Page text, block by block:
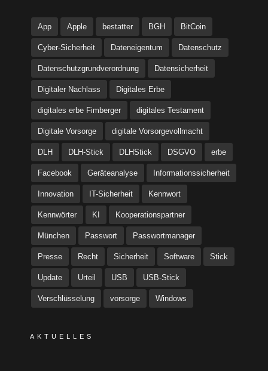
App Apple bestatter BGH BitCoin
Cyber-Sicherheit Dateneigentum Datenschutz
Datenschutzgrundverordnung Datensicherheit
Digitaler Nachlass Digitales Erbe
digitales erbe Fimberger digitales Testament
Digitale Vorsorge digitale Vorsorgevollmacht
DLH DLH-Stick DLHStick DSGVO erbe
Facebook Geräteanalyse Informationssicherheit
Innovation IT-Sicherheit Kennwort
Kennwörter KI Kooperationspartner
München Passwort Passwortmanager
Presse Recht Sicherheit Software Stick
Update Urteil USB USB-Stick
Verschlüsselung vorsorge Windows
AKTUELLES